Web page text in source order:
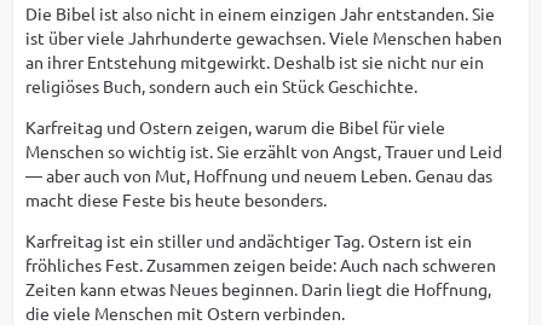
Die Bibel ist also nicht in einem einzigen Jahr entstanden. Sie
ist über viele Jahrhunderte gewachsen. Viele Menschen haben
an ihrer Entstehung mitgewirkt. Deshalb ist sie nicht nur ein
religiöses Buch, sondern auch ein Stück Geschichte.
Karfreitag und Ostern zeigen, warum die Bibel für viele
Menschen so wichtig ist. Sie erzählt von Angst, Trauer und Leid
— aber auch von Mut, Hoffnung und neuem Leben. Genau das
macht diese Feste bis heute besonders.
Karfreitag ist ein stiller und andächtiger Tag. Ostern ist ein
fröhliches Fest. Zusammen zeigen beide: Auch nach schweren
Zeiten kann etwas Neues beginnen. Darin liegt die Hoffnung,
die viele Menschen mit Ostern verbinden.